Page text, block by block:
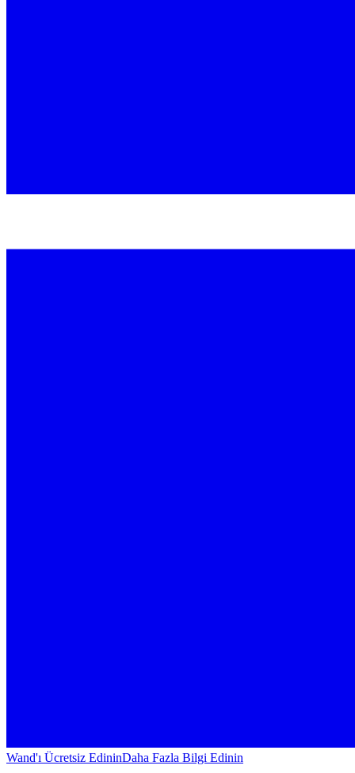
Wand'ı Ücretsiz EdininDaha Fazla Bilgi Edinin